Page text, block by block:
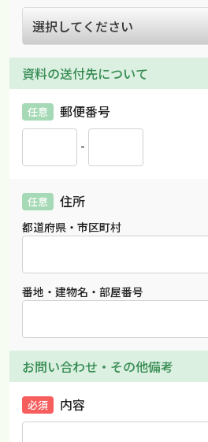
資料の送付先について
任意
郵便番号
-
任意 住所
都道府県・市区町村
番地・建物名・部屋番号
お問い合わせ・その他備考
必須 内容